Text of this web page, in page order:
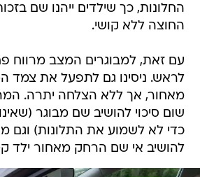
החלונות, כך שילדים ייהנו שם
החוצה ללא קושי.
עם זאת, למבוגרים המצב מרווח
לראש. ניסינו גם לתפעל את צמד
מאחור, אך ללא הצלחה יתרה.
שום סיכוי להושיב שם מבוגר
כדי לא לשמוע את התלונות) וגם
להושיב אי שם הרחק מאחור ילד